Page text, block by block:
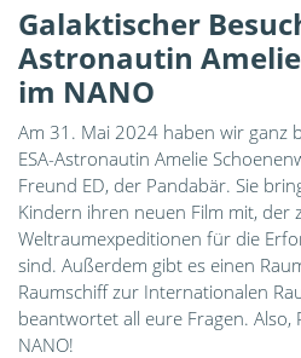
Galaktischer
Astronautin
im NANO
Am 31. Mai 2024 haben wir ganz
ESA-Astronautin Amelie
Freund ED, der Pandabär. Sie
Kindern ihren neuen Film mit, der
Weltraumexpeditionen für die
sind. Außerdem gibt es einen
Raumschiff zur Internationalen
beantwortet all eure Fragen. Also,
NANO!